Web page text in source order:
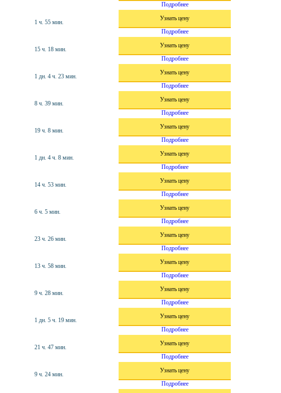
Подробнее
1 ч. 55 мин.
Узнать цену
Подробнее
15 ч. 18 мин.
Узнать цену
Подробнее
1 дн. 4 ч. 23 мин.
Узнать цену
Подробнее
8 ч. 39 мин.
Узнать цену
Подробнее
19 ч. 8 мин.
Узнать цену
Подробнее
1 дн. 4 ч. 8 мин.
Узнать цену
Подробнее
14 ч. 53 мин.
Узнать цену
Подробнее
6 ч. 5 мин.
Узнать цену
Подробнее
23 ч. 26 мин.
Узнать цену
Подробнее
13 ч. 58 мин.
Узнать цену
Подробнее
9 ч. 28 мин.
Узнать цену
Подробнее
1 дн. 5 ч. 19 мин.
Узнать цену
Подробнее
21 ч. 47 мин.
Узнать цену
Подробнее
9 ч. 24 мин.
Узнать цену
Подробнее